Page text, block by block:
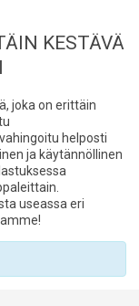
KESTÄVÄ
joka on erittäin
helposti
ja käytännöllinen
useassa eri